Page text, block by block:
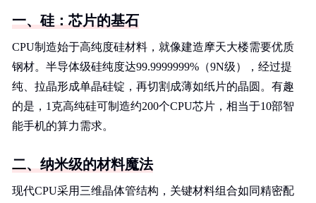
一、硅：芯片的基石
CPU制造始于高纯度硅材料，就像建造摩天大楼需要优质
钢材。半导体级硅纯度达99.9999999%（9N级），经过提
纯、拉晶形成单晶硅锭，再切割成薄如纸片的晶圆。有趣
的是，1克高纯硅可制造约200个CPU芯片，相当于10部智
能手机的算力需求。
二、纳米级的材料魔法
现代CPU采用三维晶体管结构，关键材料组合如同精密配